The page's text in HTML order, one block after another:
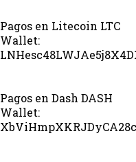
Pagos en Litecoin LTC
Wallet:
Pagos en Dash DASH
Wallet: